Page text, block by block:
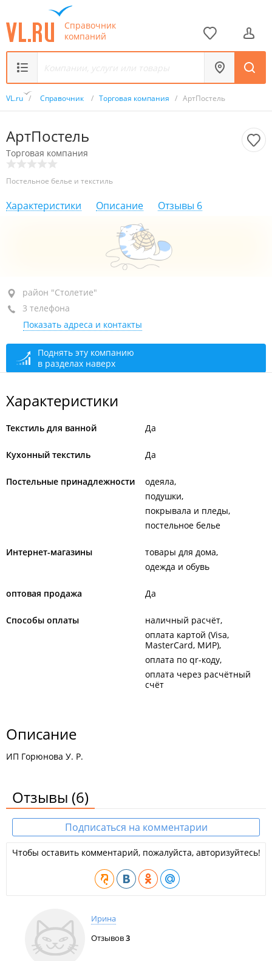
Справочник
компаний
VL.ru / Справочник / Торговая компания / АртПостель
АртПостель
Торговая компания
Постельное белье и текстиль
Характеристики Описание Отзывы 6
район "Столетие", ул. Гамарника, 8А
Территория базы "Северная Корпорация"
+7 953 214-44-00
+7 (423) 233-26-52
+7 924 322-99-01
район "Столетие"
3 телефона
Показать адреса и контакты
Поднять эту компанию
в разделах наверх
Характеристики
Текстиль для ванной Да
Кухонный текстиль Да
Постельные принадлежности
одеяла
подушки
покрывала и пледы
постельное белье
Интернет-магазины
товары для дома
одежда и обувь
оптовая продажа Да
Способы оплаты
наличный расчёт
оплата картой (Visa,
MasterCard, МИР)
оплата по qr-коду
оплата через расчётный
счёт
Описание
ИП Горюнова У. Р.
Отзывы (6)
Подписаться на комментарии
Чтобы оставить комментарий, пожалуйста, авторизуйтесь!
Ирина
Отзывов3